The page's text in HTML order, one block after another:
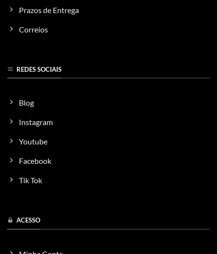
Prazos de Entrega
Correios
REDES SOCIAIS
Blog
Instagram
Youtube
Facebook
Tik Tok
ACESSO